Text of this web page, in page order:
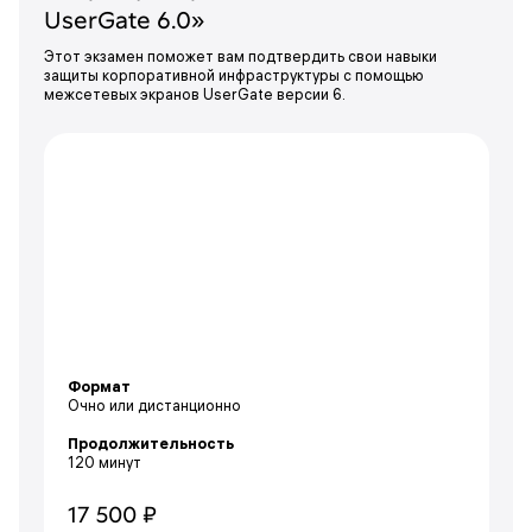
UserGate 6.0»
Этот экзамен поможет вам подтвердить свои навыки
защиты корпоративной инфраструктуры с помощью
межсетевых экранов UserGate версии 6.
Формат
Очно или дистанционно
Продолжительность
120 минут
17 500 ₽